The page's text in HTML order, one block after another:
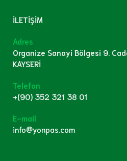
İLETİŞİM
Adres
Organize Sanayi Bölgesi 9.
KAYSERİ
Telefon
+(90) 352 321 38 01
E-mail
info@yonpas.com